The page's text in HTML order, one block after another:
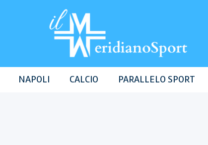
NAPOLI CALCIO PARALLELO SPORT